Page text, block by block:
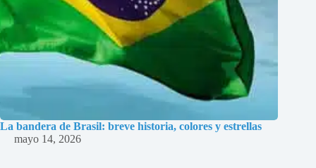
La bandera de Brasil: breve historia, colores y estrellas
mayo 14, 2026